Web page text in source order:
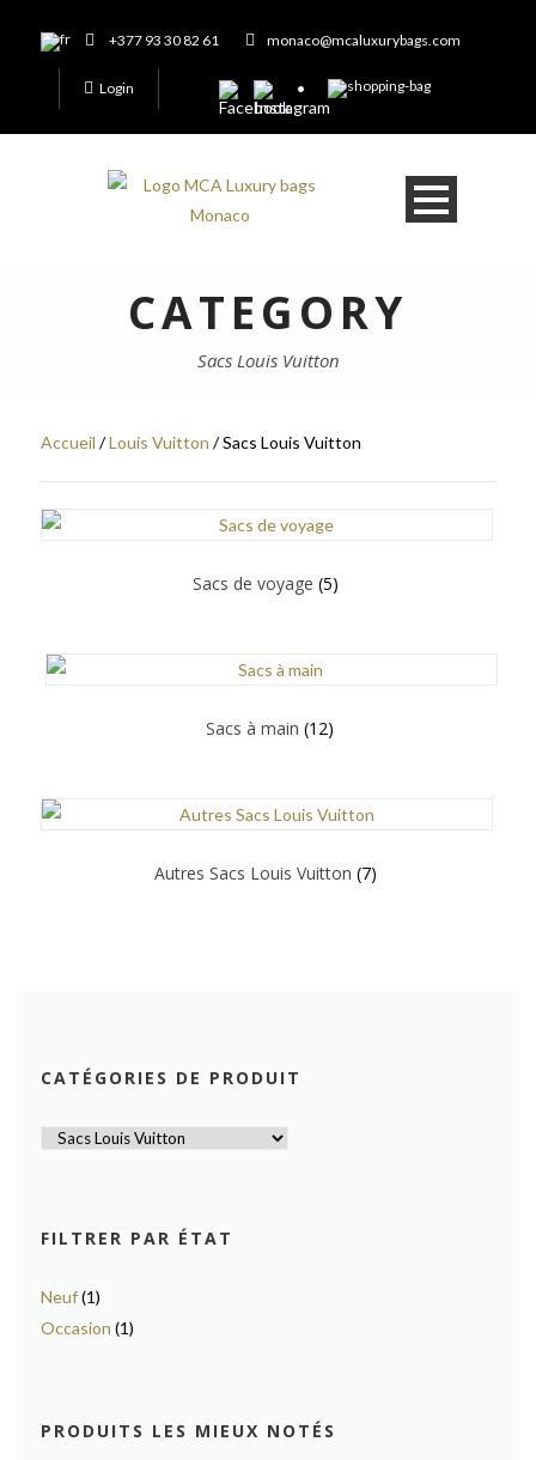
+377 93 30 82 61 monaco@mcaluxurybags.com
Login
CATEGORY
Sacs Louis Vuitton
Accueil /Louis Vuitton / Sacs Louis Vuitton
Sacs de voyage(5)
Sacs à main(12)
Autres Sacs Louis Vuitton(7)
CATÉGORIES DE PRODUIT
FILTRER PAR ÉTAT
Neuf(1)
Occasion (1)
PRODUITS LES MIEUX NOTÉS